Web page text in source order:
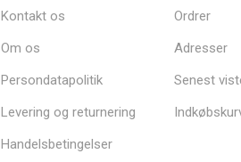
Kontakt os
Om os
Persondatapolitik
Levering og returnering
Handelsbetingelser
Ordrer
Adresser
Senest